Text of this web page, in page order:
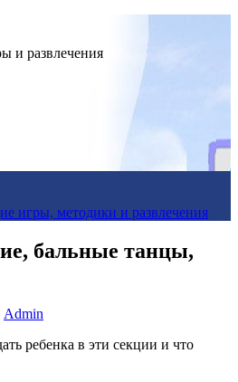
и развлечения
игры, методики и развлечения
бальные танцы,
Admin
ребенка в эти секции и что